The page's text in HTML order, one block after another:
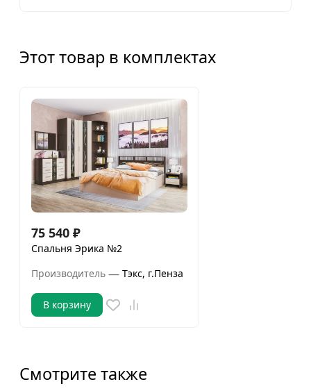
Этот товар в комплектах
75 540 ₽
Спальня Эрика №2
Производитель — Тэкс, г.Пенза
В корзину
Смотрите также